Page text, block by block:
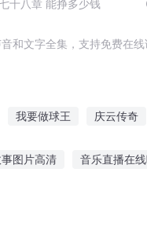
十八章 能挣多少钱
和文字全集，支持免费在线
我要做球王 庆云传奇
图片高清 音乐直播在